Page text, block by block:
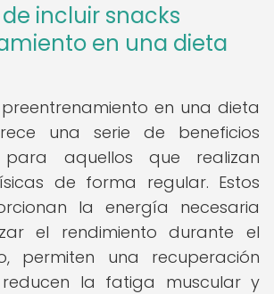
incluir snacks
en una dieta
en una dieta
una serie de beneficios
para aquellos que realizan
de forma regular. Estos
la energía necesaria
el rendimiento durante el
permiten una recuperación
la fatiga muscular y